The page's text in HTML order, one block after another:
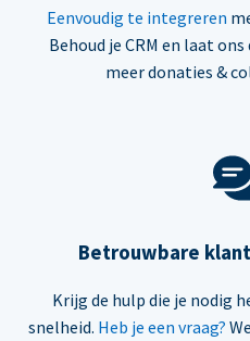
Eenvoudig te integreren
Behoud je CRM en laat
meer donaties &
Betrouwbare
Krijg de hulp die je nodig
snelheid. Heb je een vraag?